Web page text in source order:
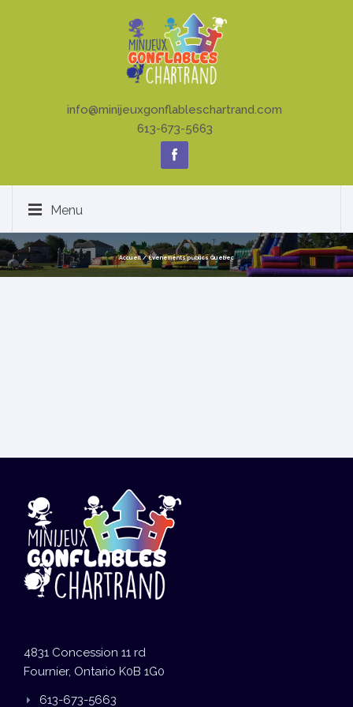
info@minijeuxgonflableschartrand.com
613-673-5663
Menu
Accueil/Événements publics Québec
4831 Concession 11 rd
Fournier, Ontario K0B 1G0
613-673-5663